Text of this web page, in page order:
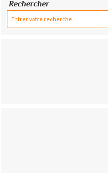
Rechercher